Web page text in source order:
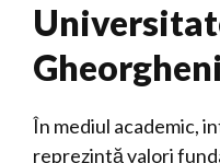
Gheorgheni
În mediul academic,
reprezintă valori